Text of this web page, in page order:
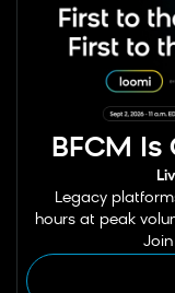
BFCM Is
Legacy
hours at peak